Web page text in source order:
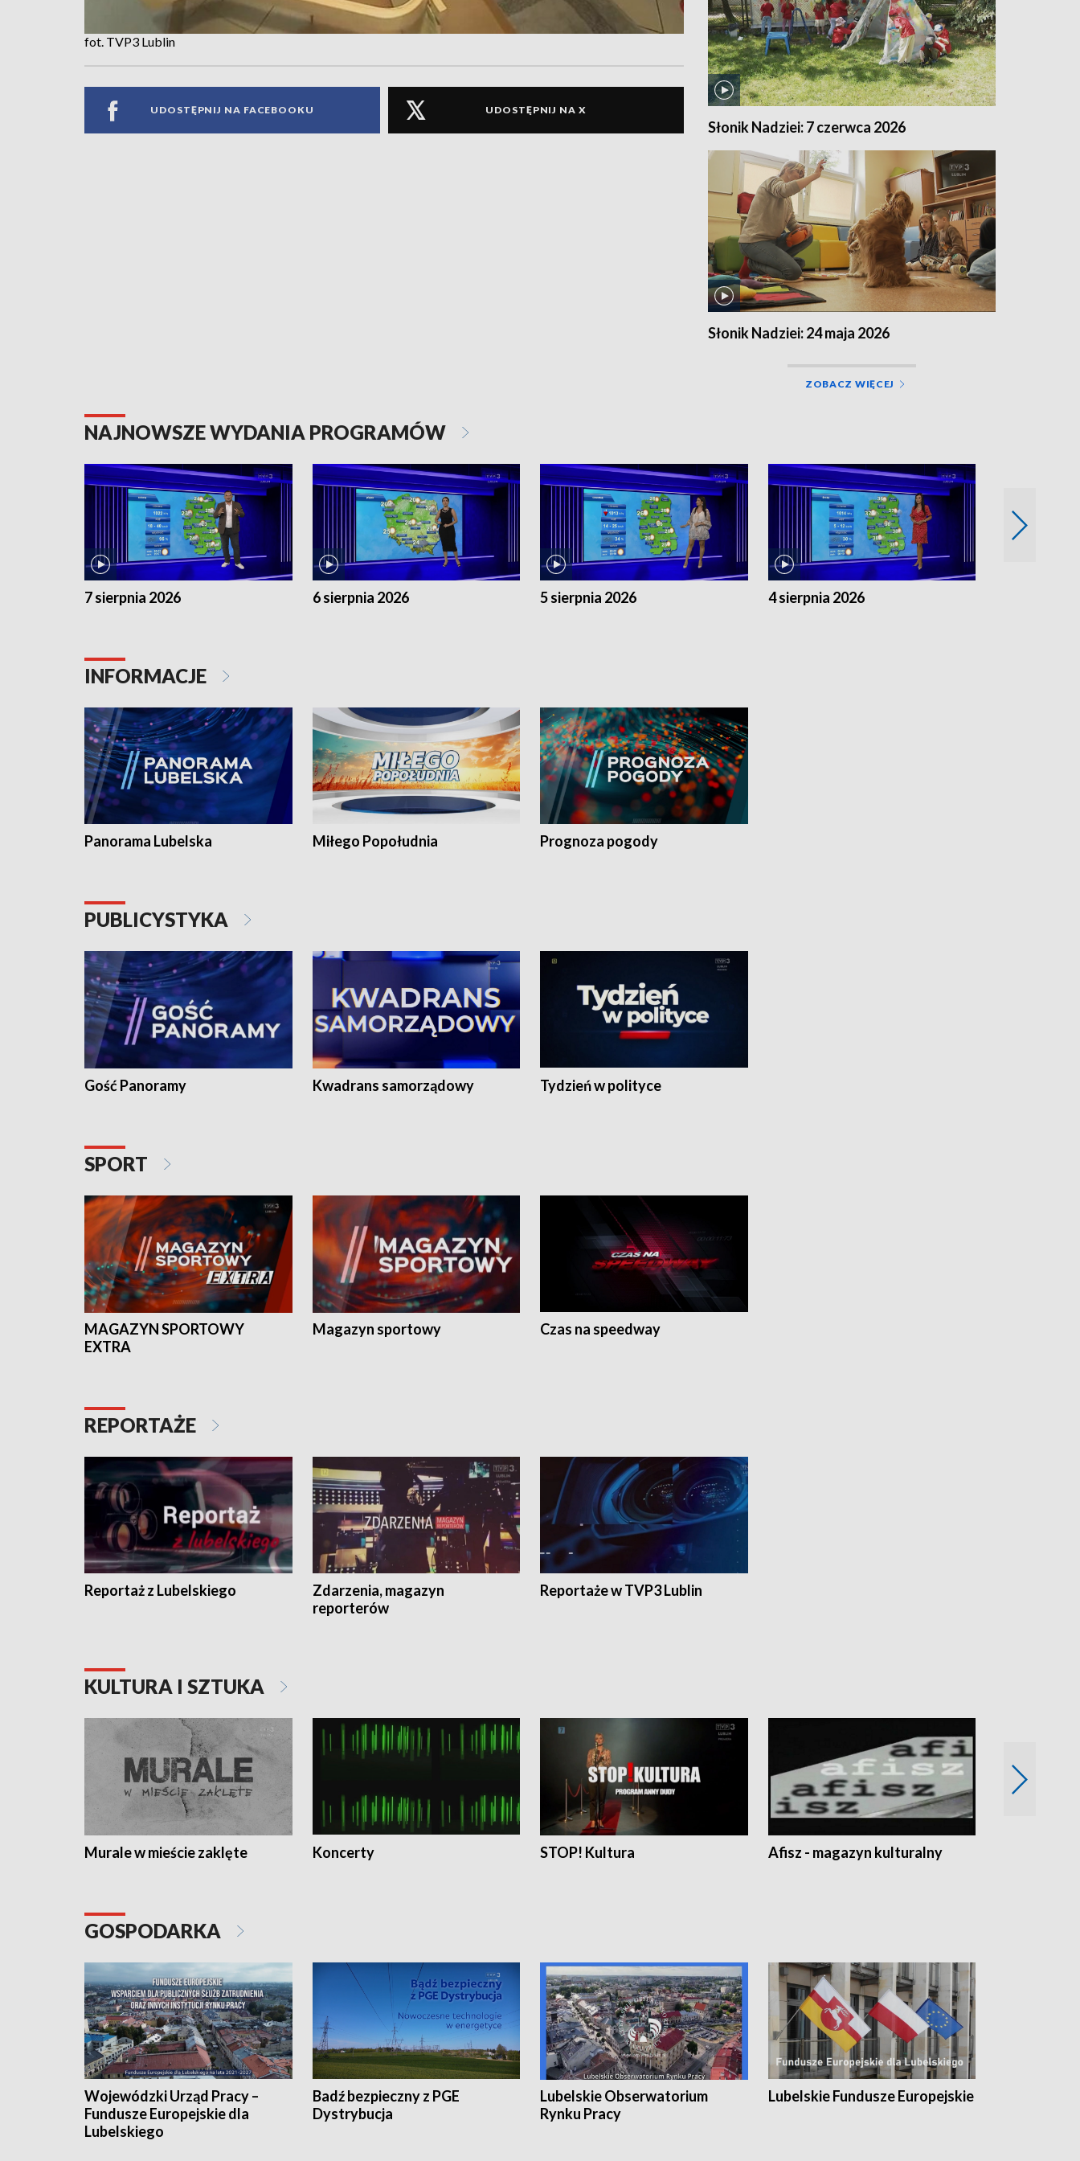
fot. TVP3 Lublin
UDOSTĘPNIJ NA FACEBOOKU UDOSTĘPNIJ NA X
Słonik Nadziei: 7 czerwca 2026
Słonik Nadziei: 24 maja 2026
ZOBACZ WIĘCEJ
NAJNOWSZE WYDANIA PROGRAMÓW
7 sierpnia 2026 6 sierpnia 2026 5 sierpnia 2026 4 sierpnia 2026
INFORMACJE
Panorama Lubelska Miłego Popołudnia Prognoza pogody
PUBLICYSTYKA
Gość Panoramy Kwadrans samorządowy Tydzień w polityce
SPORT
MAGAZYN SPORTOWY
EXTRA
Magazyn sportowy Czas na speedway
REPORTAŻE
Reportaż z Lubelskiego
Zdarzenia, magazyn
reporterów
Reportaże w TVP3 Lublin
KULTURA I SZTUKA
Murale w mieście zaklęte Koncerty STOP! Kultura Afisz - magazyn kulturalny
GOSPODARKA
Wojewódzki Urząd Pracy –
Fundusze Europejskie dla
Lubelskiego
Badź bezpieczny z PGE
Dystrybucja
Lubelskie Obserwatorium
Rynku Pracy
Lubelskie Fundusze Europejskie